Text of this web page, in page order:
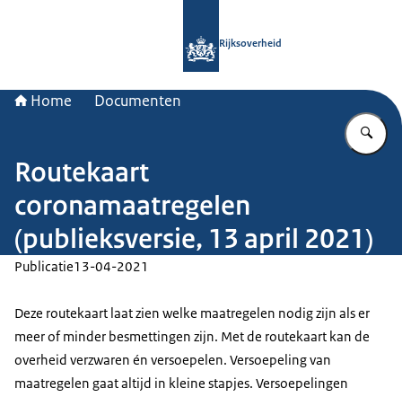
Rijksoverheid
Home Documenten
Routekaart
coronamaatregelen
(publieksversie, 13 april 2021)
Publicatie13-04-2021
Deze routekaart laat zien welke maatregelen nodig zijn als er
meer of minder besmettingen zijn. Met de routekaart kan de
overheid verzwaren én versoepelen. Versoepeling van
maatregelen gaat altijd in kleine stapjes. Versoepelingen